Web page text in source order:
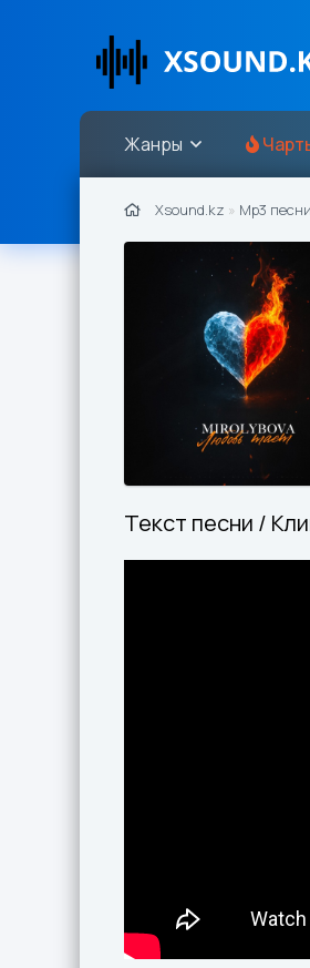
Жанры
Xsound.kz » Mp3 песни
Текст песни /